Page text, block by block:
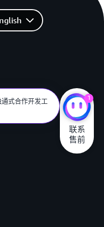
式合作开发工
1
联系
售前